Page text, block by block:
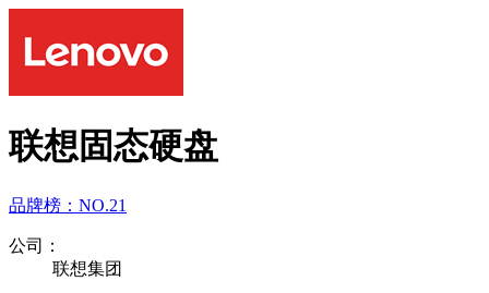
联想固态硬盘
品牌榜： NO.21
公司：
联想集团